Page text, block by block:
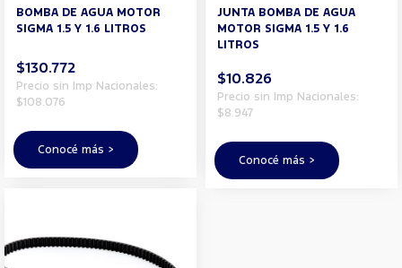
BOMBA DE AGUA MOTOR
SIGMA 1.5 Y 1.6 LITROS
$130.772
Precio sin Imp Nacionales:
$108.076
Conocé más >
JUNTA BOMBA DE AGUA
MOTOR SIGMA 1.5 Y 1.6
LITROS
$10.826
Precio sin Imp Nacionales:
$8.947
Conocé más >